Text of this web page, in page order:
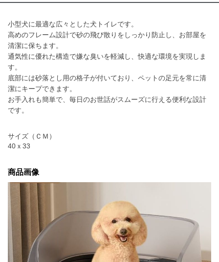
小型犬に最適な広々とした犬トイレです。
高めのフレーム設計で砂の飛び散りをしっかり防止し、お部屋を
清潔に保ちます。
通気性に優れた構造で嫌な臭いを軽減し、快適な環境を実現しま
す。
底部には砂落とし用の格子が付いており、ペットの足元を常に清
潔にキープできます。
お手入れも簡単で、毎日のお世話がスムーズに行える便利な設計
です。
サイズ（ＣＭ）
40ｘ33
商品画像